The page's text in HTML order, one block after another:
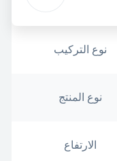
نوع التركيب
نوع المنتج
الارتفاع